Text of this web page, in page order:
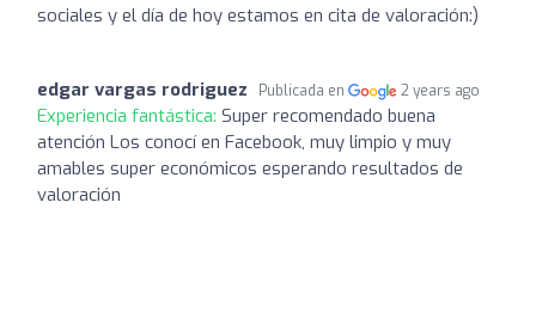
sociales y el día de hoy estamos en cita de valoración:)
edgar vargas rodriguez Publicada en 2 years ago
Experiencia fantástica: Super recomendado buena
atención Los conocí en Facebook, muy limpio y muy
amables super económicos esperando resultados de
valoración